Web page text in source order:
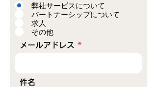
弊社サービスについて
パートナーシップについて
求人
その他
メールアドレス
件名